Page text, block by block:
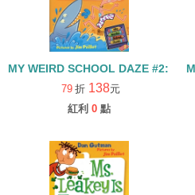
MY WEIRD SCHOOL DAZE #2:
79 折 138元
紅利 0 點